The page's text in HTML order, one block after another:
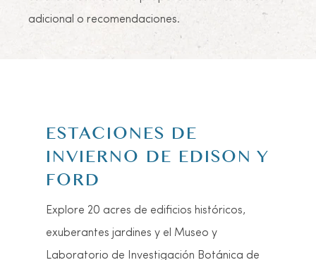
adicional o recomendaciones.
MUELLE DE PESCA DE
LA PLAYA DE FORT
MYERS
Este muelle vibrante, ubicado junto al área
de Times Square de la ciudad, no se limita
solo a la pesca. También es un gran lugar